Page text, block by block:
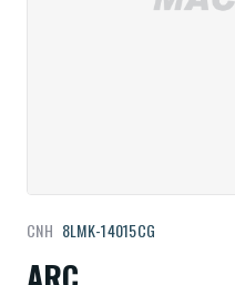
CNH 8LMK-14015CG
la
începutul